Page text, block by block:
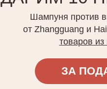
Шампуня против выпадения
от Zhangguang и Hairmeet
товаров из подборки
с 05.08 по 08.08